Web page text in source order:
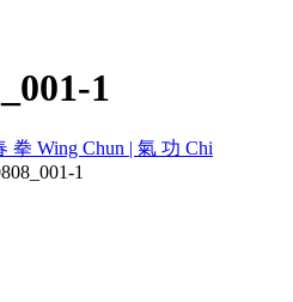
1
拳 Wing Chun | 氣 功 Chi
1